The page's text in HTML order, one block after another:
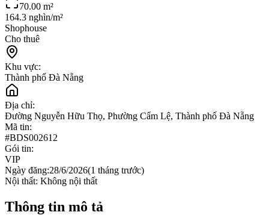
70.00 m²
164.3 nghìn/m²
Shophouse
Cho thuê
Khu vực:
Thành phố Đà Nẵng
Địa chỉ:
Đường Nguyễn Hữu Thọ, Phường Cẩm Lệ, Thành phố Đà Nẵng
Mã tin:
#BDS002612
Gói tin:
VIP
Ngày đăng:28/6/2026(1 tháng trước)
Nội thất: Không nội thất
Thông tin mô tả